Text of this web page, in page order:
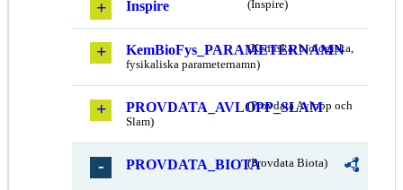
Inspire (Inspire)
KemBioFys_PARAMETERNAMN
(Kemiska, biologiska,
fysikaliska parameternamn)
PROVDATA_AVLOPP_SLAM
(Provdata Avlopp och
Slam)
PROVDATA_BIOTA(Provdata Biota)